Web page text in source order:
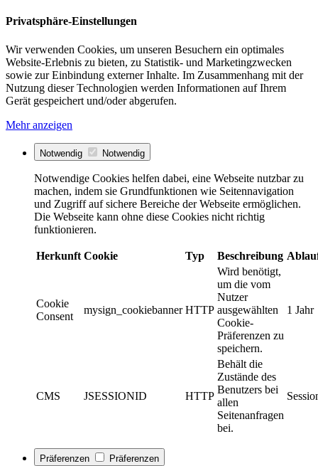
Privatsphäre-Einstellungen
Wir verwenden Cookies, um unseren Besuchern ein optimales
Website-Erlebnis zu bieten, zu Statistik- und Marketingzwecken
sowie zur Einbindung externer Inhalte. Im Zusammenhang mit der
Nutzung dieser Technologien werden Informationen auf Ihrem
Gerät gespeichert und/oder abgerufen.
Mehr anzeigen
Notwendig Notwendig
Notwendige Cookies helfen dabei, eine Webseite nutzbar zu
machen, indem sie Grundfunktionen wie Seitennavigation
und Zugriff auf sichere Bereiche der Webseite ermöglichen.
Die Webseite kann ohne diese Cookies nicht richtig
funktionieren.
Herkunft Cookie Typ Beschreibung
Cookie
Consent
mysign_cookiebanner HTTP
Wird benötigt,
um die vom
Nutzer
ausgewählten
Cookie-
Präferenzen zu
speichern.
1 Jahr
CMS JSESSIONID HTTP
Behält die
Zustände des
Benutzers bei
allen
Seitenanfragen
bei.
Präferenzen Präferenzen